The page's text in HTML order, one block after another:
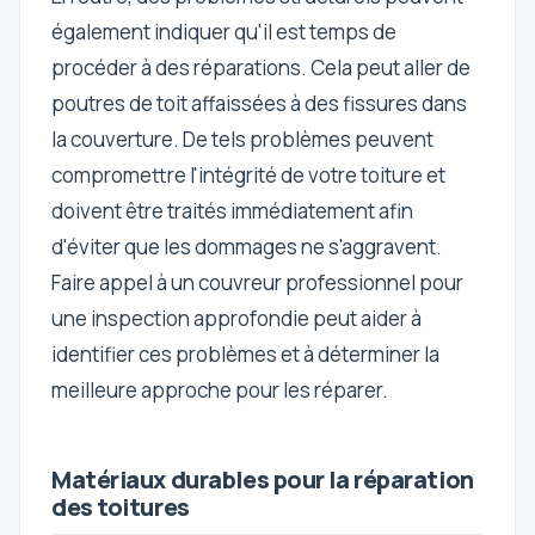
également indiquer qu'il est temps de
procéder à des réparations. Cela peut aller de
poutres de toit affaissées à des fissures dans
la couverture. De tels problèmes peuvent
compromettre l'intégrité de votre toiture et
doivent être traités immédiatement afin
d'éviter que les dommages ne s'aggravent.
Faire appel à un couvreur professionnel pour
une inspection approfondie peut aider à
identifier ces problèmes et à déterminer la
meilleure approche pour les réparer.
Matériaux durables pour la réparation
des toitures